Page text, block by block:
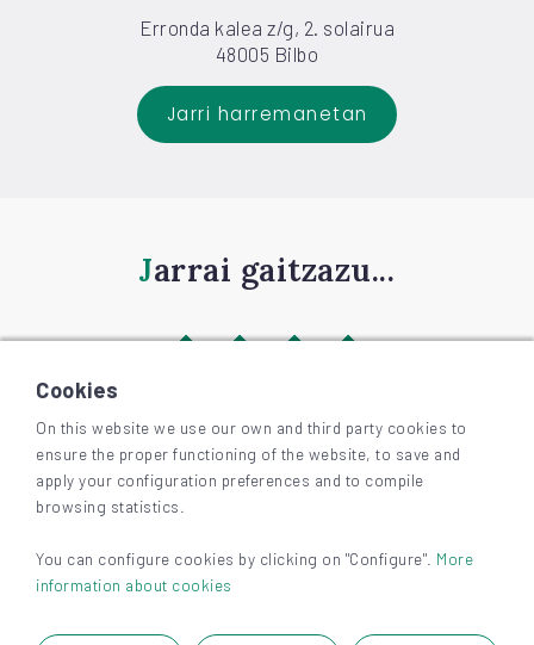
Erronda kalea z/g, 2. solairua
48005 Bilbo
Jarri harremanetan
Jarrai gaitzazu...
©2026 BIZKAIAGARA
Irisgarritasuna
Lege-oharra eta pribatutasuna
Cookies
On this website we use our own and third party cookies to
ensure the proper functioning of the website, to save and
apply your configuration preferences and to compile
browsing statistics.
You can configure cookies by clicking on "Configure". More
information about cookies